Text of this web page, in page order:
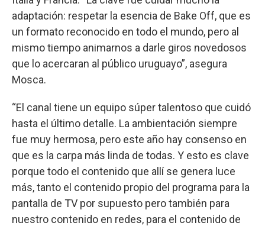
adaptación: respetar la esencia de Bake Off, que es
un formato reconocido en todo el mundo, pero al
mismo tiempo animarnos a darle giros novedosos
que lo acercaran al público uruguayo”, asegura
Mosca.
“El canal tiene un equipo súper talentoso que cuidó
hasta el último detalle. La ambientación siempre
fue muy hermosa, pero este año hay consenso en
que es la carpa más linda de todas. Y esto es clave
porque todo el contenido que allí se genera luce
más, tanto el contenido propio del programa para la
pantalla de TV por supuesto pero también para
nuestro contenido en redes, para el contenido de